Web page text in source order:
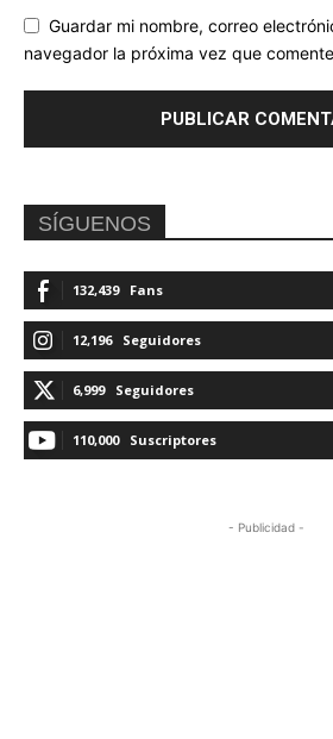
Guardar mi nombre, correo
navegador la próxima vez que
SÍGUENOS
132,439 Fans
12,196 Seguidores
6,999 Seguidores
110,000 Suscriptores
- Publicidad -